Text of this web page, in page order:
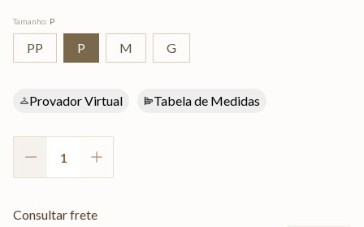
Tamanho: P
PP P M G
Provador Virtual Tabela de Medidas